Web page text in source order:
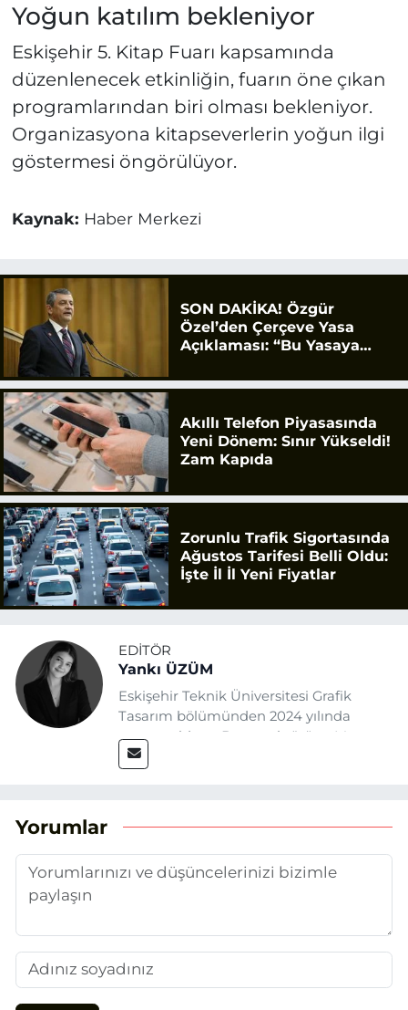
Yoğun katılım bekleniyor
Eskişehir 5. Kitap Fuarı kapsamında
düzenlenecek etkinliğin, fuarın öne çıkan
programlarından biri olması bekleniyor.
Organizasyona kitapseverlerin yoğun ilgi
göstermesi öngörülüyor.
Kaynak: Haber Merkezi
SON DAKİKA! Özgür
Özel’den Çerçeve Yasa
Açıklaması: “Bu Yasaya
Akıllı Telefon Piyasasında
Yeni Dönem: Sınır Yükseldi!
Zam Kapıda
Zorunlu Trafik Sigortasında
Ağustos Tarifesi Belli Oldu:
İşte İl İl Yeni Fiyatlar
EDITÖR
Yankı ÜZÜM
Eskişehir Teknik Üniversitesi Grafik
Tasarım bölümünden 2024 yılında
mezun oldum. Basın sektörüne Mayıs
2025’te Eskişehir Haber Ajansı ile adım
aktarmayı hedefliyorum.
Yorumlar